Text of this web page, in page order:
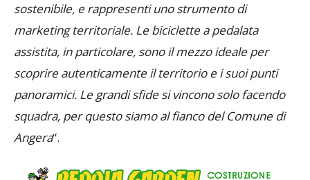
sostenibile, e rappresenti uno strumento di
marketing territoriale. Le biciclette a pedalata
assistita, in particolare, sono il mezzo ideale per
scoprire autenticamente il territorio e i suoi punti
panoramici. Le grandi sfide si vincono solo facendo
squadra, per questo siamo al fianco del Comune di
Angera“.